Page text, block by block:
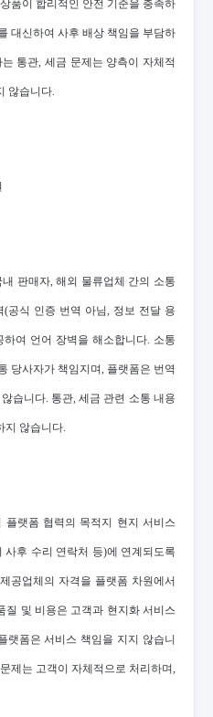
품이 합리적인 안전 기준을 충족하
대신하여 사후 배상 책임을 부담하
통관, 세금 문제는 양측이 자체적
않습니다.
판매자, 해외 물류업체 간의 소통
공식 인증 번역 아님, 정보 전달 용
여 언어 장벽을 해소합니다. 소통
당사자가 책임지며, 플랫폼은 번역
습니다. 통관, 세금 관련 소통 내용
지 않습니다.
플랫폼 협력의 목적지 현지 서비스
사후 수리 연락처 등)에 연계되도록
공업체의 자격을 플랫폼 차원에서
질 및 비용은 고객과 현지화 서비스
랫폼은 서비스 책임을 지지 않습니
제는 고객이 자체적으로 처리하며,